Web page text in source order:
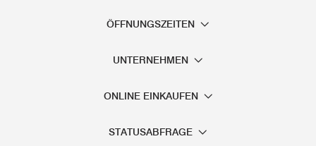
ÖFFNUNGSZEITEN
UNTERNEHMEN
ONLINE EINKAUFEN
STATUSABFRAGE